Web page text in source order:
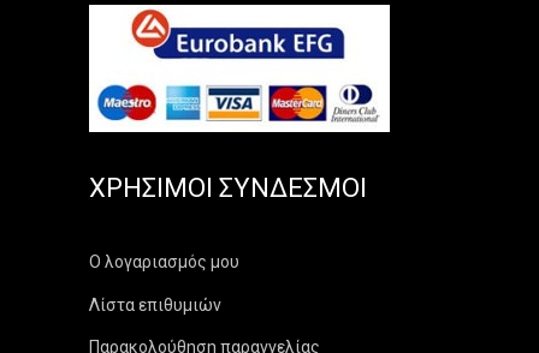
ΧΡΉΣΙΜΟΙ ΣΎΝΔΕΣΜΟΙ
Ο λογαριασμός μου
Λίστα επιθυμιών
Παρακολούθηση παραγγελίας